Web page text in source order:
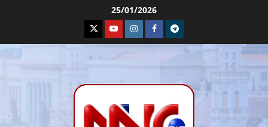
25/01/2026